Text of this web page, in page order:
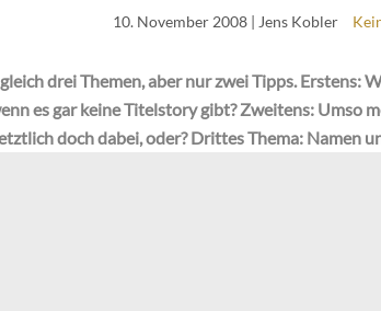
10. November 2008| Jens Kobler
drei Themen, aber nur zwei Tipps. Erstens:
es gar keine Titelstory gibt? Zweitens: Umso
doch dabei, oder? Drittes Thema: Namen